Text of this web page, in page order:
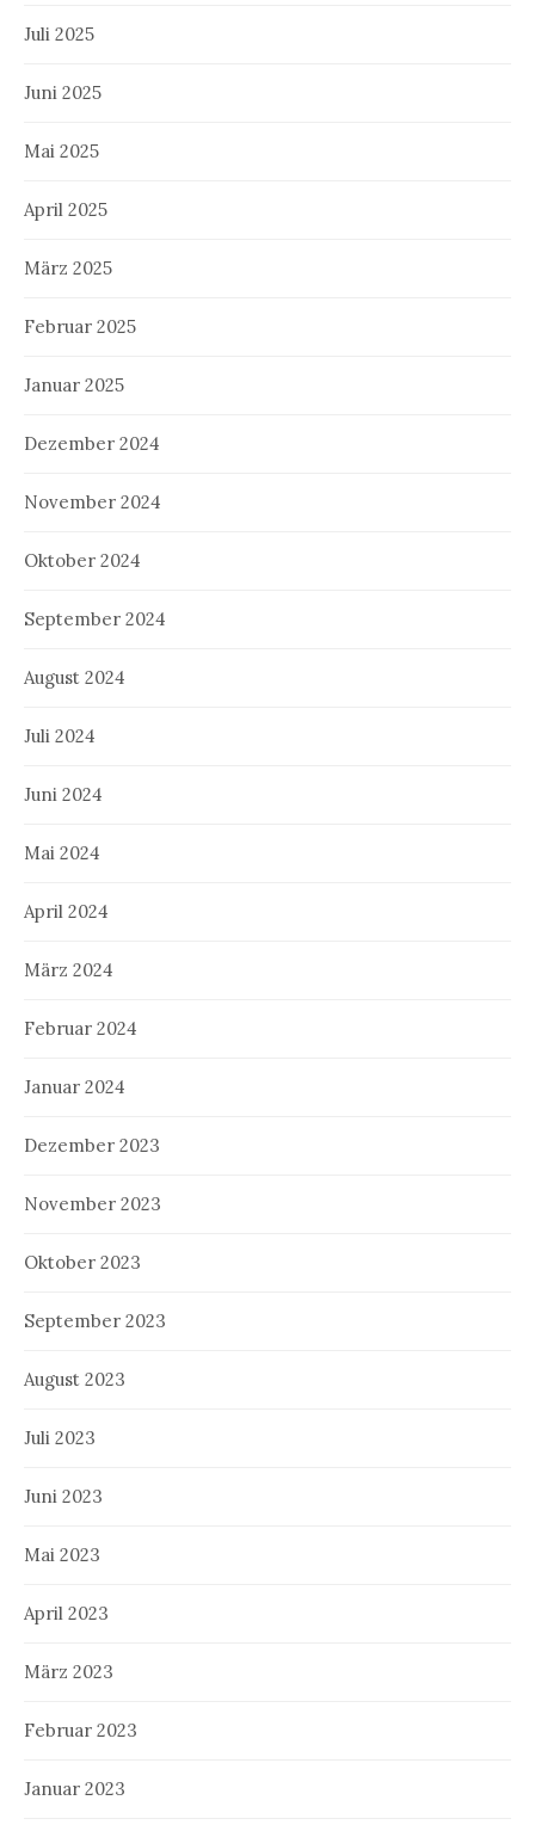
Juli 2025
Juni 2025
Mai 2025
April 2025
März 2025
Februar 2025
Januar 2025
Dezember 2024
November 2024
Oktober 2024
September 2024
August 2024
Juli 2024
Juni 2024
Mai 2024
April 2024
März 2024
Februar 2024
Januar 2024
Dezember 2023
November 2023
Oktober 2023
September 2023
August 2023
Juli 2023
Juni 2023
Mai 2023
April 2023
März 2023
Februar 2023
Januar 2023